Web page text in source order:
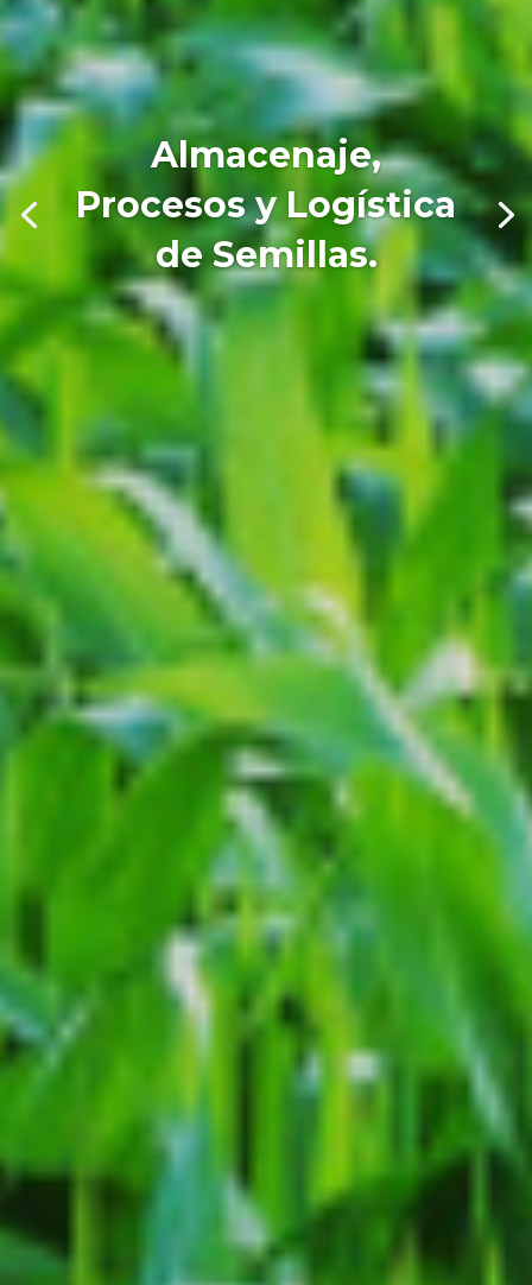
Almacenaje,
Procesos y Logística
de Semillas.